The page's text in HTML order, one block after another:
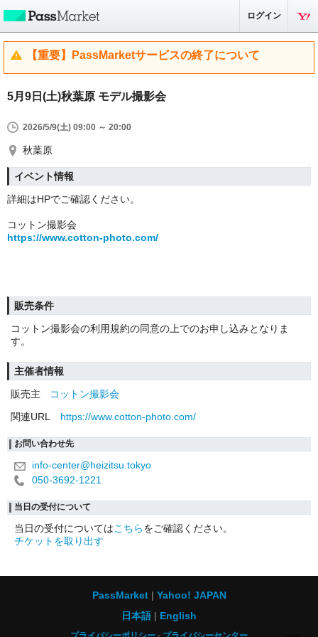
ログイン
【重要】PassMarketサービスの終了について
5月9日(土)秋葉原 モデル撮影会
2026/5/9(土) 09:00 ～ 20:00
秋葉原
イベント情報
詳細はHPでご確認ください。
コットン撮影会
https://www.cotton-photo.com/
販売条件
コットン撮影会の利用規約の同意の上でのお申し込みとなりま
す。
主催者情報
販売主
コットン撮影会
関連URL
https://www.cotton-photo.com/
お問い合わせ先
info-center@heizitsu.tokyo
050-3692-1221
当日の受付について
当日の受付についてはこちらをご確認ください。
チケットを取り出す
PassMarket
Yahoo! JAPAN
日本語
English